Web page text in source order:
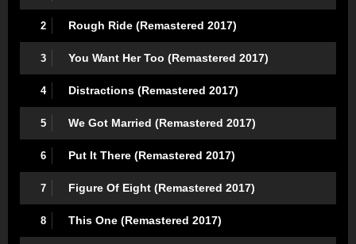
2 Rough Ride (Remastered 2017)
3 You Want Her Too (Remastered 2017)
4 Distractions (Remastered 2017)
5 We Got Married (Remastered 2017)
6 Put It There (Remastered 2017)
7 Figure Of Eight (Remastered 2017)
8 This One (Remastered 2017)